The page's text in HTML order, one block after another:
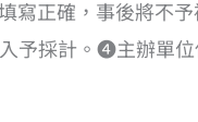
寫正確，事後將不
予採計。❹主辦單